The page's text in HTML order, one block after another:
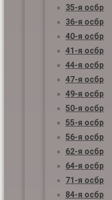
35-я осбр
36-я осбр
40-я осбр
41-я осбр
44-я осбр
47-я осбр
49-я осбр
50-я осбр
55-я осбр
56-я осбр
62-я осбр
64-я осбр
71-я осбр
84-я осбр